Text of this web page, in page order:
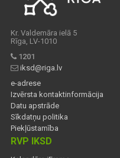
Kr. Valdemāra ielā 5
Rīga, LV-1010
1201
iksd@riga.lv
e-adrese
Izvērsta kontaktinformācija
Datu apstrāde
Sīkdatņu politika
Piekļūstamība
RVP IKSD